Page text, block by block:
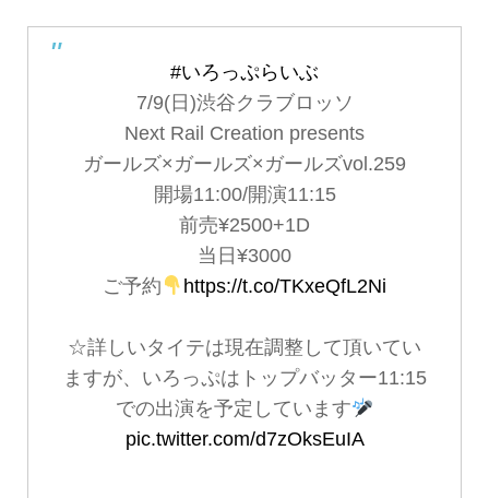
#いろっぷらいぶ
7/9(日)渋谷クラブロッソ
Next Rail Creation presents
ガールズ×ガールズ×ガールズvol.259
開場11:00/開演11:15
前売¥2500+1D
当日¥3000
ご予約
https://t.co/TKxeQfL2Ni
☆詳しいタイテは現在調整して頂いてい
ますが、いろっぷはトップバッター11:15
での出演を予定しています
pic.twitter.com/d7zOksEuIA